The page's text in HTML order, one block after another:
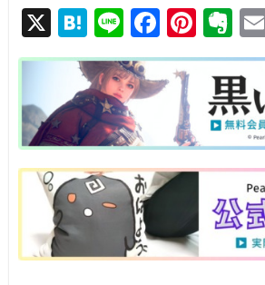
X H
at
e
n
a
Li
n
e
F
a
c
b
o
o
k
Pi
nt
er
e
st
E
v
er
n
ot
e